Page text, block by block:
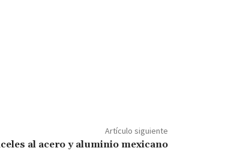
Artículo siguiente
al acero y aluminio mexicano